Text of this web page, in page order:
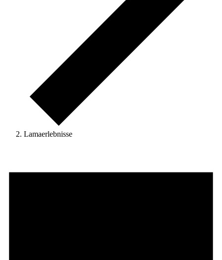
Lamaerlebnisse